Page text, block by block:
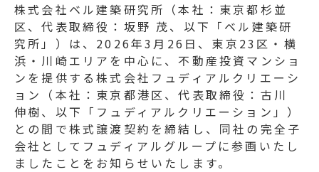
株式会社ベル建築研究所（本社：東京都杉並
区、代表取締役：坂野 茂、以下「ベル建築研
究所」）は、2026年3月26日、東京23区・横
浜・川崎エリアを中心に、不動産投資マンショ
ンを提供する株式会社フュディアルクリエーシ
ョン（本社：東京都港区、代表取締役：古川
伸樹、以下「フュディアルクリエーション」）
との間で株式譲渡契約を締結し、同社の完全子
会社としてフュディアルグループに参画いたし
ましたことをお知らせいたします。